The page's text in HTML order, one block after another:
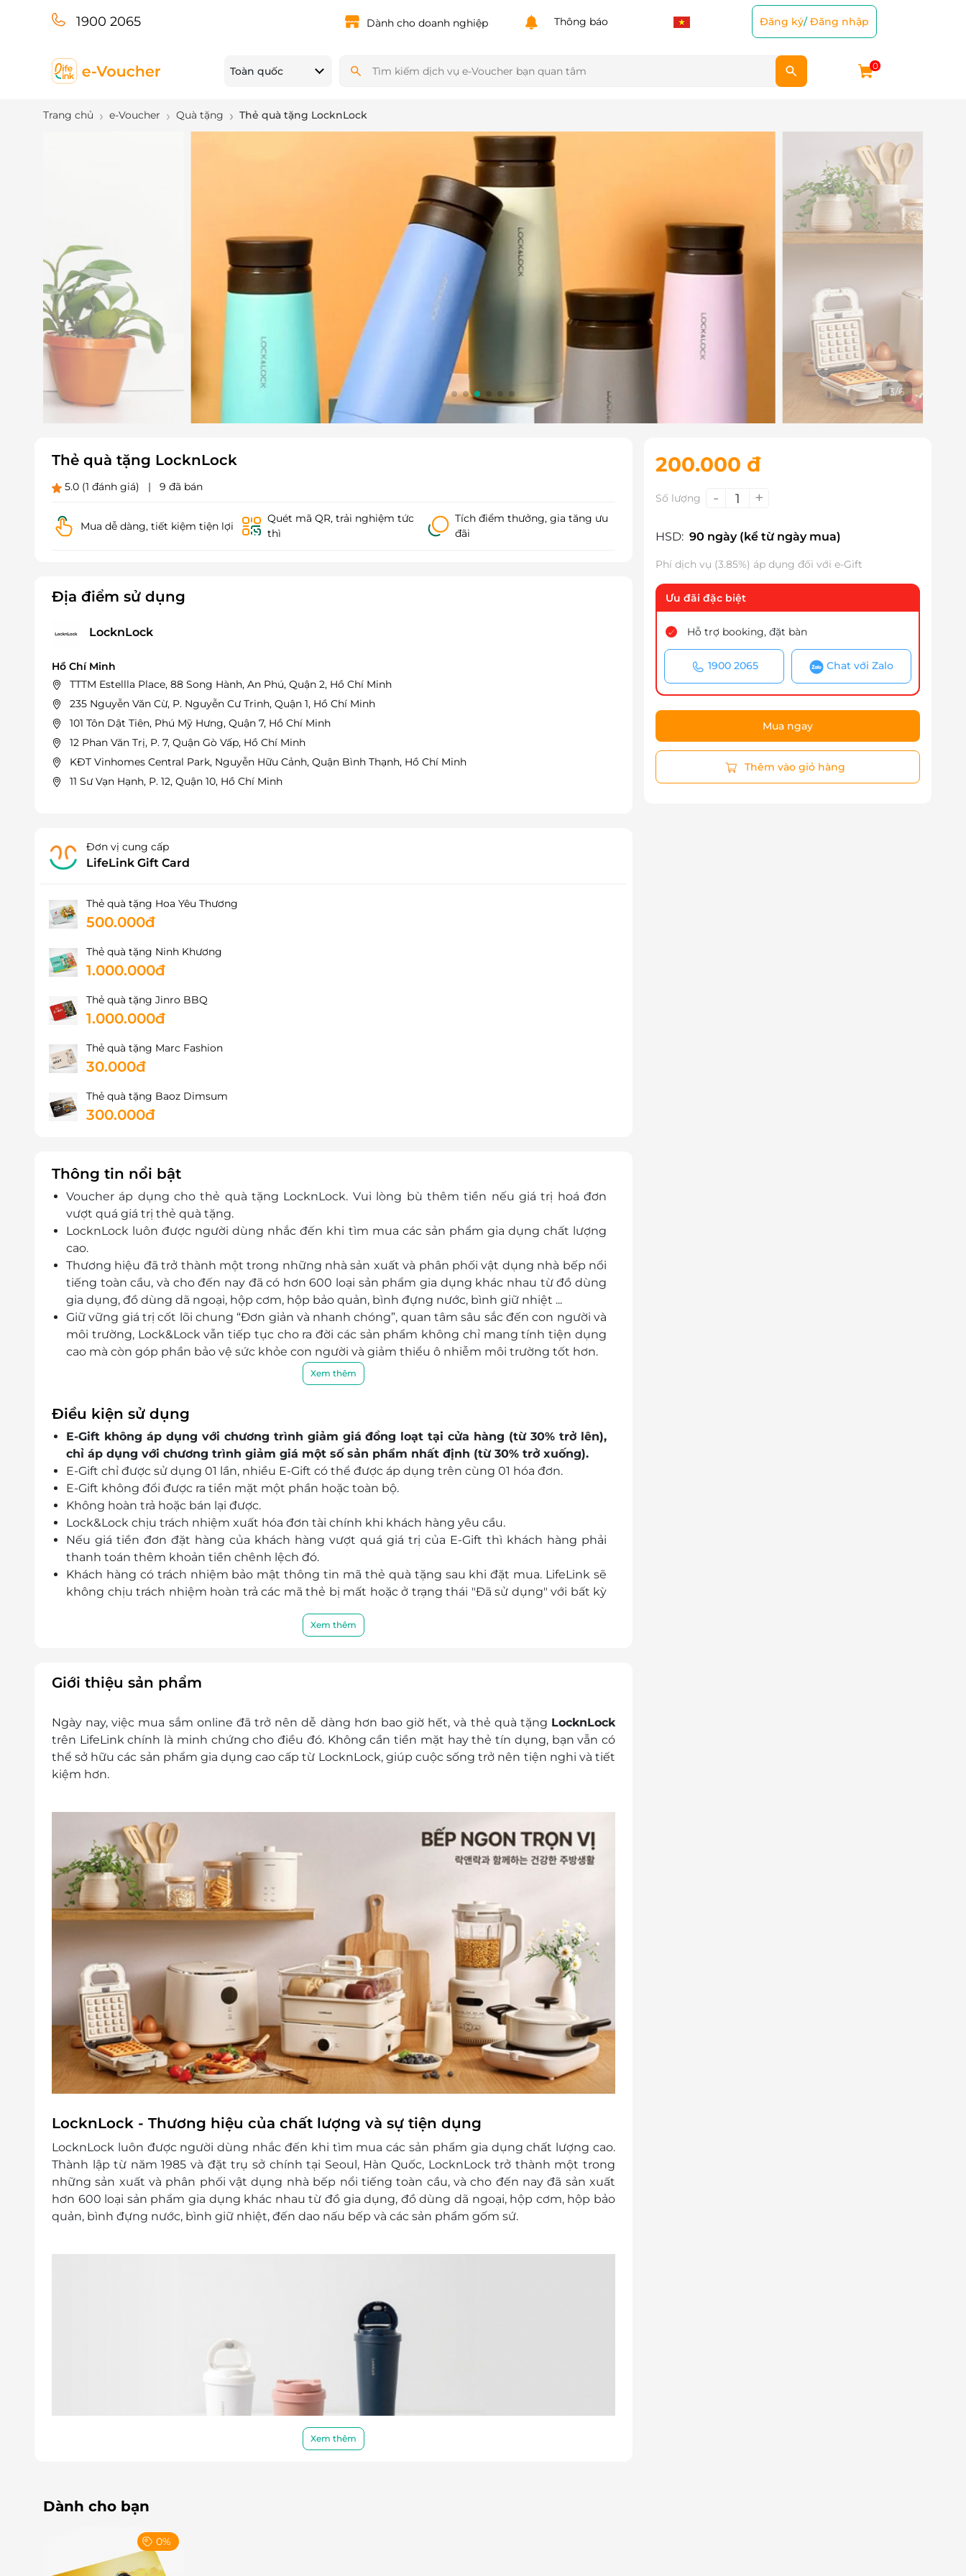
1900 2065 Dành cho doanh nghiệp Thông báo Đăng ký/Đăng nhập
Toàn quốc 0
Trang chủ e-Voucher Quà tặng Thẻ quà tặng LocknLock
3/6
Thẻ quà tặng LocknLock
5.0 (1 đánh giá) | 9 đã bán
Mua dễ dàng, tiết kiệm tiện lợi
Quét mã QR, trải nghiệm tức
thì
Tích điểm thưởng, gia tăng ưu
đãi
Địa điểm sử dụng
LocknLock
Hồ Chí Minh
TTTM Estellla Place, 88 Song Hành, An Phú, Quận 2, Hồ Chí Minh
235 Nguyễn Văn Cừ, P. Nguyễn Cư Trinh, Quận 1, Hồ Chí Minh
101 Tôn Dật Tiên, Phú Mỹ Hưng, Quận 7, Hồ Chí Minh
12 Phan Văn Trị, P. 7, Quận Gò Vấp, Hồ Chí Minh
KĐT Vinhomes Central Park, Nguyễn Hữu Cảnh, Quận Bình Thạnh, Hồ Chí Minh
11 Sư Vạn Hạnh, P. 12, Quận 10, Hồ Chí Minh
Đơn vị cung cấp
LifeLink Gift Card
Thẻ quà tặng Hoa Yêu Thương
500.000đ
Thẻ quà tặng Ninh Khương
1.000.000đ
Thẻ quà tặng Jinro BBQ
1.000.000đ
Thẻ quà tặng Marc Fashion
30.000đ
Thẻ quà tặng Baoz Dimsum
300.000đ
Thông tin nổi bật
Voucher áp dụng cho thẻ quà tặng LocknLock. Vui lòng bù thêm tiền nếu giá trị hoá đơn
vượt quá giá trị thẻ quà tặng.
LocknLock luôn được người dùng nhắc đến khi tìm mua các sản phẩm gia dụng chất lượng
cao.
Thương hiệu đã trở thành một trong những nhà sản xuất và phân phối vật dụng nhà bếp nổi
tiếng toàn cầu, và cho đến nay đã có hơn 600 loại sản phẩm gia dụng khác nhau từ đồ dùng
gia dụng, đồ dùng dã ngoại, hộp cơm, hộp bảo quản, bình đựng nước, bình giữ nhiệt ...
Giữ vững giá trị cốt lõi chung “Đơn giản và nhanh chóng”, quan tâm sâu sắc đến con người và
môi trường, Lock&Lock vẫn tiếp tục cho ra đời các sản phẩm không chỉ mang tính tiện dụng
cao mà còn góp phần bảo vệ sức khỏe con người và giảm thiểu ô nhiễm môi trường tốt hơn.
Xem thêm
Điều kiện sử dụng
E-Gift không áp dụng với chương trình giảm giá đồng loạt tại cửa hàng (từ 30% trở lên),
chỉ áp dụng với chương trình giảm giá một số sản phẩm nhất định (từ 30% trở xuống).
E-Gift chỉ được sử dụng 01 lần, nhiều E-Gift có thể được áp dụng trên cùng 01 hóa đơn.
E-Gift không đổi được ra tiền mặt một phần hoặc toàn bộ.
Không hoàn trả hoặc bán lại được.
Lock&Lock chịu trách nhiệm xuất hóa đơn tài chính khi khách hàng yêu cầu.
Nếu giá tiền đơn đặt hàng của khách hàng vượt quá giá trị của E-Gift thì khách hàng phải
thanh toán thêm khoản tiền chênh lệch đó.
Khách hàng có trách nhiệm bảo mật thông tin mã thẻ quà tặng sau khi đặt mua. LifeLink sẽ
không chịu trách nhiệm hoàn trả các mã thẻ bị mất hoặc ở trạng thái "Đã sử dụng" với bất kỳ
LifeLink sẽ không chịu trách nhiệm đối với chất lượng sản phẩm hoặc dịch vụ được cung cấp
báo trước.
HHotline hỗ trợ: 1900 2065 -
Lock&Lock F2C Nowzone
Lock&Lock F2C SC Vivo
Lock&Lock F2C Long Hậu
Xem thêm
Giới thiệu sản phẩm
Ngày nay, việc mua sắm online đã trở nên dễ dàng hơn bao giờ hết, và thẻ quà tặng LocknLock
trên LifeLink chính là minh chứng cho điều đó. Không cần tiền mặt hay thẻ tín dụng, bạn vẫn có
thể sở hữu các sản phẩm gia dụng cao cấp từ LocknLock, giúp cuộc sống trở nên tiện nghi và tiết
kiệm hơn.
LocknLock - Thương hiệu của chất lượng và sự tiện dụng
LocknLock luôn được người dùng nhắc đến khi tìm mua các sản phẩm gia dụng chất lượng cao.
Thành lập từ năm 1985 và đặt trụ sở chính tại Seoul, Hàn Quốc, LocknLock trở thành một trong
những sản xuất và phân phối vật dụng nhà bếp nổi tiếng toàn cầu, và cho đến nay đã sản xuất
hơn 600 loại sản phẩm gia dụng khác nhau từ đồ gia dụng, đồ dùng dã ngoại, hộp cơm, hộp bảo
quản, bình đựng nước, bình giữ nhiệt, đến dao nấu bếp và các sản phẩm gốm sứ.
Không chỉ dừng lại ở thị trường trong nước, LocknLock đã mở rộng kênh sản xuất ra trên 85 Quốc
Xem thêm
200.000 đ
Số lượng - 1 +
HSD: 90 ngày (kể từ ngày mua)
Phí dịch vụ (3.85%) áp dụng đối với e-Gift
Ưu đãi đặc biệt
Hỗ trợ booking, đặt bàn
1900 2065 Chat với Zalo
Mua ngay
Thêm vào giỏ hàng
Dành cho bạn
0%